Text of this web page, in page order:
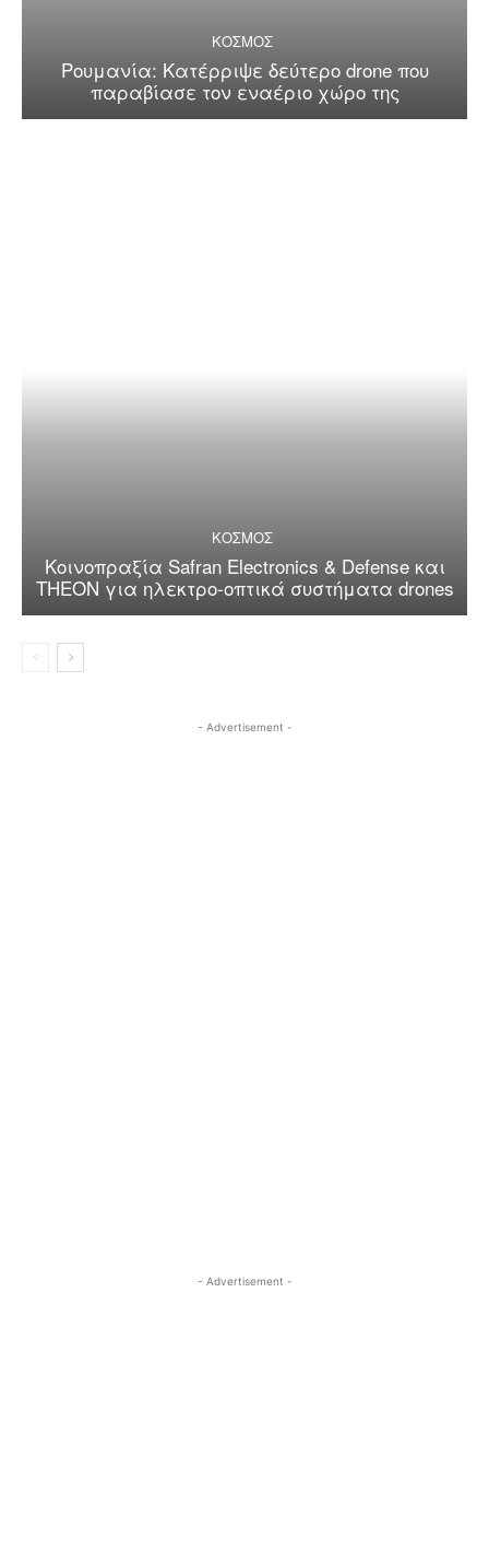
ΚΟΣΜΟΣ
Ρουμανία: Κατέρριψε δεύτερο drone που
παραβίασε τον εναέριο χώρο της
ΚΟΣΜΟΣ
Κοινοπραξία Safran Electronics & Defense και
THEON για ηλεκτρο-οπτικά συστήματα drones
- Advertisement -
- Advertisement -